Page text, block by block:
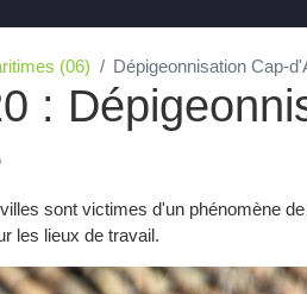
(06) Dépigeonnisation Cap-
:
sont victimes d'un phénomène
les lieux de travail.